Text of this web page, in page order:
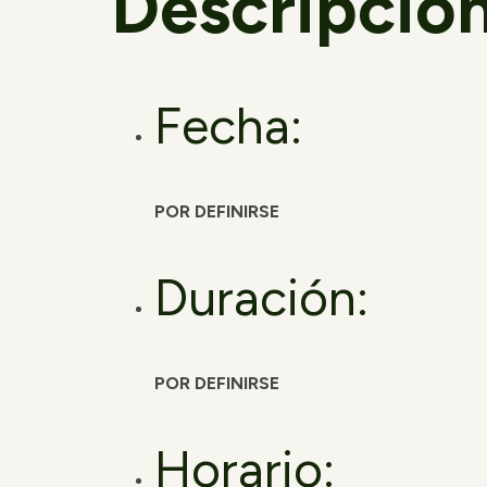
Fecha:
POR DEFINIRSE
Duración:
POR DEFINIRSE
Horario: